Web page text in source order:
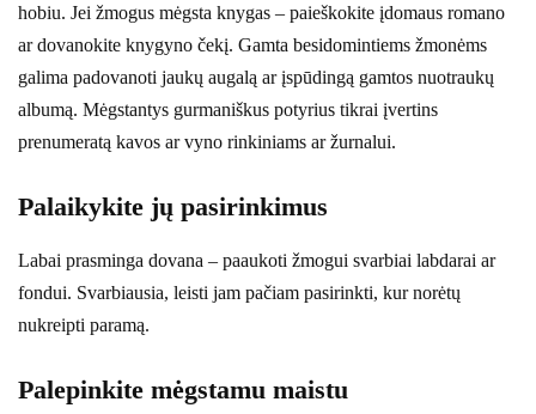
hobiu. Jei žmogus mėgsta knygas – paieškokite įdomaus romano
ar dovanokite knygyno čekį. Gamta besidomintiems žmonėms
galima padovanoti jaukų augalą ar įspūdingą gamtos nuotraukų
albumą. Mėgstantys gurmaniškus potyrius tikrai įvertins
prenumeratą kavos ar vyno rinkiniams ar žurnalui.
Palaikykite jų pasirinkimus
Labai prasminga dovana – paaukoti žmogui svarbiai labdarai ar
fondui. Svarbiausia, leisti jam pačiam pasirinkti, kur norėtų
nukreipti paramą.
Palepinkite mėgstamu maistu